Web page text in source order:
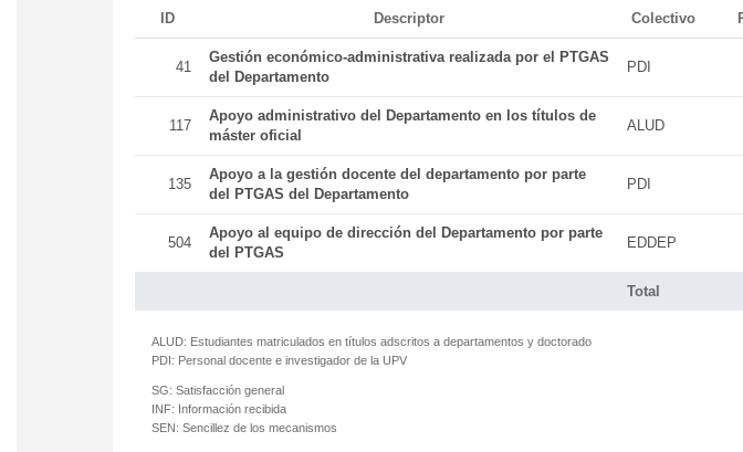
ID Descriptor Colectivo
Total
41
Gestión económico-administrativa realizada por el PTGAS
del Departamento
PDI
117
Apoyo administrativo del Departamento en los títulos de
máster oficial
ALUD
135
Apoyo a la gestión docente del departamento por parte
del PTGAS del Departamento
PDI
504
Apoyo al equipo de dirección del Departamento por parte
del PTGAS
EDDEP
ALUD: Estudiantes matriculados en títulos adscritos a departamentos y doctorado
PDI: Personal docente e investigador de la UPV
SG: Satisfacción general
INF: Información recibida
SEN: Sencillez de los mecanismos